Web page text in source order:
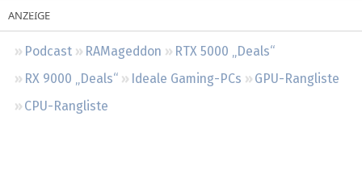
Podcast RAMageddon
RTX 5000 „Deals“
RX 9000 „Deals“
Ideale Gaming-PCs
GPU-Rangliste
CPU-Rangliste